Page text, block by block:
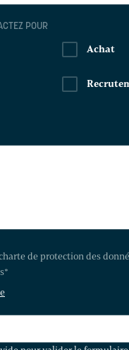
POUR
Achat
de protection des
*